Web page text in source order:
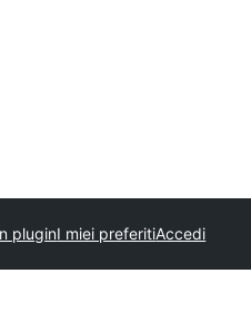
pluginI miei preferitiAccedi